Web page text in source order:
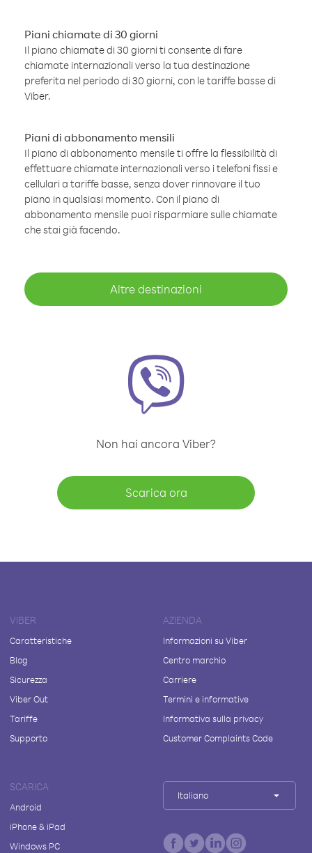
Piani chiamate di 30 giorni
Il piano chiamate di 30 giorni ti consente di fare
chiamate internazionali verso la tua destinazione
preferita nel periodo di 30 giorni, con le tariffe basse di
Viber.
Piani di abbonamento mensili
Il piano di abbonamento mensile ti offre la flessibilità di
effettuare chiamate internazionali verso i telefoni fissi e
cellulari a tariffe basse, senza dover rinnovare il tuo
piano in qualsiasi momento. Con il piano di
abbonamento mensile puoi risparmiare sulle chiamate
che stai già facendo.
Altre destinazioni
Non hai ancora Viber?
Scarica ora
VIBER
Caratteristiche
Blog
Sicurezza
Viber Out
Tariffe
Supporto
AZIENDA
Informazioni su Viber
Centro marchio
Carriere
Termini e informative
Informativa sulla privacy
Customer Complaints Code
SCARICA
Android
iPhone & iPad
Windows PC
Italiano